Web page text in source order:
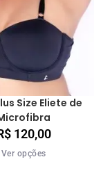
Size Eliete de
120,00
Ver opções